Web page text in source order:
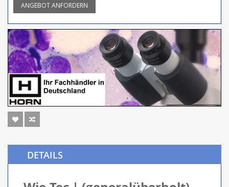
ANGEBOT ANFORDERN
DETAILS